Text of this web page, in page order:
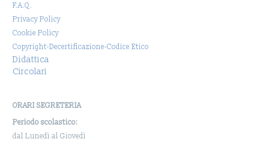
F.A.Q.
Privacy Policy
Cookie Policy
Copyright-Decertificazione-Codice Etico
Didattica
Circolari
ORARI SEGRETERIA
Periodo scolastico:
dal Lunedì al Giovedì